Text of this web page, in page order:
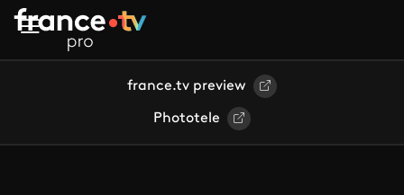
Aller au contenu principal
france.tv preview
Phototele